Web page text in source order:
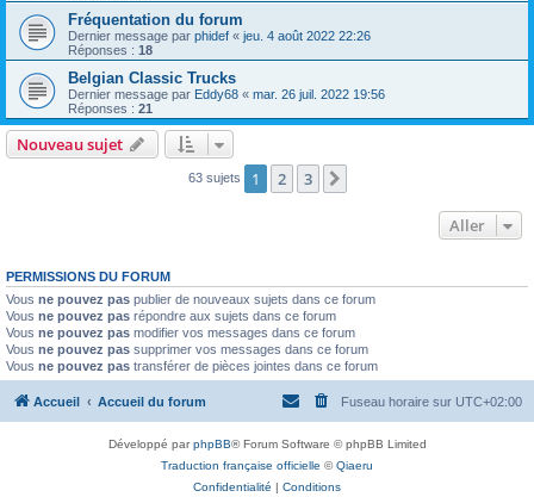
Fréquentation du forum
Dernier message par phidef « jeu. 4 août 2022 22:26
Réponses : 18
Belgian Classic Trucks
Dernier message par Eddy68 « mar. 26 juil. 2022 19:56
Réponses : 21
Nouveau sujet
63 sujets 1 2 3
Aller
PERMISSIONS DU FORUM
Vous ne pouvez pas publier de nouveaux sujets dans ce forum
Vous ne pouvez pas répondre aux sujets dans ce forum
Vous ne pouvez pas modifier vos messages dans ce forum
Vous ne pouvez pas supprimer vos messages dans ce forum
Vous ne pouvez pas transférer de pièces jointes dans ce forum
Accueil Accueil du forum Fuseau horaire sur UTC+02:00
Développé parphpBB® Forum Software © phpBB Limited
Traduction française officielle ©Qiaeru
Confidentialité | Conditions